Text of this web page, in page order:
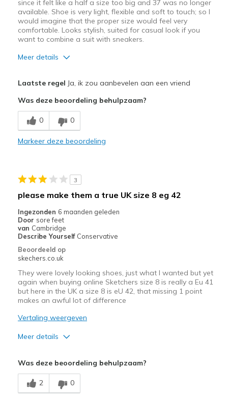
Sizing
Feels true to size
View On Shoes
Shoes are for Wearing
since it felt like a half a size too big and 37 was no longer
available. Shoe is very light, flexible and soft to touch; so I
would imagine that the proper size would feel very
comfortable. Looks stylish, suited for casual look if you
want to combine a suit with sneakers.
Meer details
Leuk model
Lichtgewicht
Om te werken
Breedte
Lijkt goed van breedte
Maat
View On Shoes
Ik ben echt dol op schoenen
Laatste regel Ja, ik zou aanbevelen aan een vriend
Was deze beoordeling behulpzaam?
0 0
Markeer deze beoordeling
3
please make them a true UK size 8 eg 42
Ingezonden 6 maanden geleden
Door sore feet
van Cambridge
Describe Yourself Conservative
Beoordeeld op
skechers.co.uk
They were lovely looking shoes, just what I wanted but yet
again when buying online Sketchers size 8 is really a Eu 41
but here in the UK a size 8 is eU 42, that missing 1 point
makes an awful lot of difference
Vertaling weergeven
Meer details
Stylish
Was deze beoordeling behulpzaam?
2 0